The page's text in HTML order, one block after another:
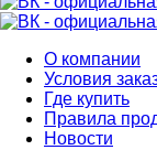
О компании
Условия
Где купить
Правила
Новости